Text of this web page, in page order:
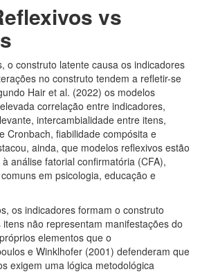
vs
o construto latente causa os indicadores
no construto tendem a refletir-se
Hair et al. (2022) os modelos
correlação entre indicadores,
intercambialidade entre itens,
Cronbach, fiabilidade compósita e
ainda, que modelos reflexivos estão
análise fatorial confirmatória (CFA),
em psicologia, educação e
os indicadores formam o construto
não representam manifestações do
elementos que o
e Winklhofer (2001) defenderam que
exigem uma lógica metodológica